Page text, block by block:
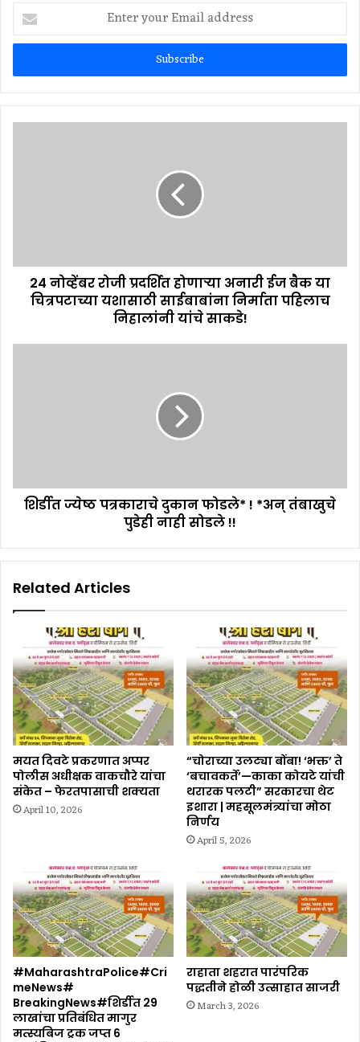
Enter
your
Email
24 नोव्हेंबर रोजी प्रदर्शित होणाऱ्या अनारी ईज बैक या
चित्रपटाच्या यशासाठी साईबाबांना निर्माता पहिलाच
निहालांनी यांचे साकडे!
शिर्डीत ज्येष्ठ पत्रकाराचे दुकान फोडले* ! *अन् तंबाखुचे
पुडेही नाही सोडले !!
Related Articles
मयत दिवटे प्रकरणात अप्पर
पोलीस अधीक्षक वाकचौरे यांचा
संकेत – फेरतपासाची शक्यता
April 10, 2026
“चोराच्या उलट्या बोंबा! ‘भक्त’ ते
‘बचावकर्ते’—काका कोयटे यांची
थरारक पलटी” सरकारचा थेट
इशारा | महसूलमंत्र्यांचा मोठा
निर्णय
April 5, 2026
#MaharashtraPolice#Cri
meNews#
BreakingNews#शिर्डीत 29
लाखांचा प्रतिबंधित मागुर
मत्स्यबिज ट्रक जप्त 6
राहाता शहरात पारंपरिक
पद्धतीने होळी उत्साहात साजरी
March 3, 2026